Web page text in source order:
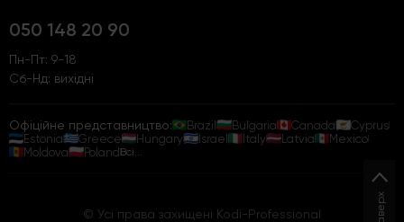
050 148 20 90
Пн-Пт: 9-18
Сб-Нд: вихідні
Офіційне представництво: Brazil Bulgaria Canada
Cyprus
Estonia
Greece Hungary Israel Italy Latvia
Mexico
Moldova
PolandВсі...
© Усі права захищені Kodi-Professional Наверх